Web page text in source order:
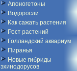
Апоногетоны
Водоросли
Как сажать растения
Рост растений
Голландский аквариум
Пиранья
Новые гибриды
эхинодорусов